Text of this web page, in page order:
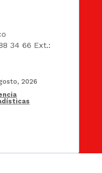
34 66 Ext.:
2026